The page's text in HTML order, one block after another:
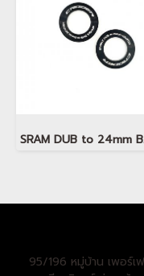
95/196 หมู่บ้าน เพอร์